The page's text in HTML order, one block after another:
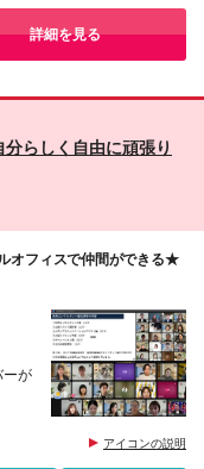
月給23万4000円（みな
を含みます。超過分は別
目：月給27万3000円
円を含みます。超過
3万7,500円、20日で5
ーン(不定期/営業報奨金
き方を勝ち取りたいという方
境です。旅をするように働
たい方におススメです◎
詳細を見る
分らしく自由に頑張り
オフィスで仲間ができる★
ーが
アイコンの説明